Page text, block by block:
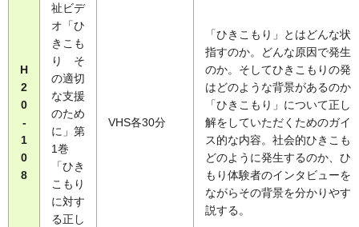
H
2
0
-
1
0
8
祉ビデ
オ「ひ
きこも
り そ
の適切
な支援
のため
に」第
1巻
「ひき
こもり
に対す
る正し
VHS各30分
「ひきこもり」とはどんな状
指すのか。どんな原因で発生
のか。そしてひきこもりの発
はどのような背景があるのか
「ひきこもり」について正し
解をしていただくためのガイ
ス的な内容。社会的ひきこも
どのように発生するのか、ひ
もり体験者のインタビューを
ながらその背景を分かりやす
説する。